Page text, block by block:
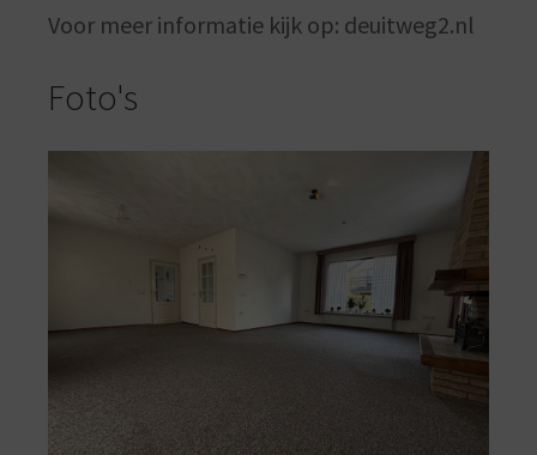
Voor meer informatie kijk op: deuitweg2.nl
Foto's